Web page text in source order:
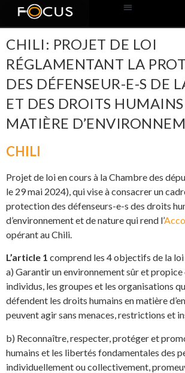
CHILI: PROJET DE LOI
RÉGLAMENTANT LA
DES DÉFENSEUR-E-S DE
ET DES DROITS
MATIÈRE
CHILI
Projet de loi en cours à la Chambre des
le 29 mai 2024), qui vise à consacrer un
protection des défenseurs-e-s des droits
d’environnement et de nature qui rend l’
opérant au Chili.
L’article 1 comprend les 4 objectifs de la loi
a) Garantir un environnement sûr et propice
individus, les groupes et les organisations
défendent les droits humains en matière
peuvent agir sans menaces, restrictions et
b) Reconnaître, respecter, protéger et
humains et les libertés fondamentales des
individuellement ou collectivement,